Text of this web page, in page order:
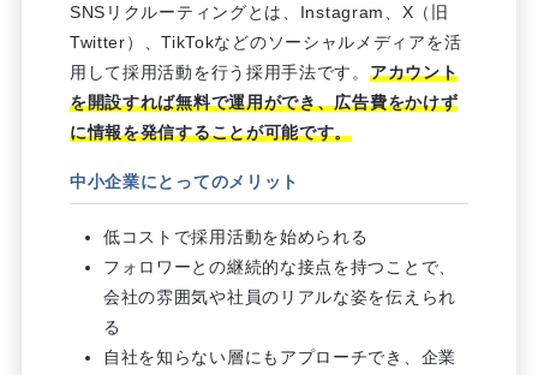
SNSリクルーティングとは、Instagram、X（旧
Twitter）、TikTokなどのソーシャルメディアを活
用して採用活動を行う採用手法です。 アカウント
を開設すれば無料で運用ができ、広告費をかけず
に情報を発信することが可能です。
中小企業にとってのメリット
低コストで採用活動を始められる
フォロワーとの継続的な接点を持つことで、
会社の雰囲気や社員のリアルな姿を伝えられ
る
自社を知らない層にもアプローチでき、企業